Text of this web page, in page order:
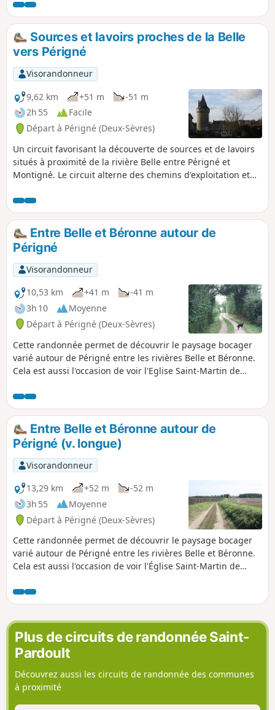
Vernoux, ses lavoirs, deux platanes et la Chapelle Sainte-
Croix. Sans oublier la fontaine de Foncoubert (Foucambert),
le pont gallo-romain, le moulin et le village de Vilaine. Et
enfin, le château et le lavoir de la Grézolle, la Bassée aux
chats et le bois de la Garenne.
Sources et lavoirs proches de la Belle
vers Périgné
Visorandonneur
9,62 km
+51 m
-51 m
2h 55
Facile
Départ à Périgné (Deux-Sèvres)
Un circuit favorisant la découverte de sources et de lavoirs
situés à proximité de la rivière Belle entre Périgné et
Montigné. Le circuit alterne des chemins d'exploitation et
y pousse ). La randonnée passe à proximité du Château de
la Forge et à côté de celui de la Guittonnière
Entre Belle et Béronne autour de
Périgné
Visorandonneur
10,53 km
+41 m
-41 m
3h 10
Moyenne
Départ à Périgné (Deux-Sèvres)
Cette randonnée permet de découvrir le paysage bocager
varié autour de Périgné entre les rivières Belle et Béronne.
Cela est aussi l'occasion de voir l'Eglise Saint-Martin de
Grésolle, la vallée de la Belle, l'Etang Prérault, les châteaux
de la Guittonnière et de la Grésolle. Le circuit se parcourt
principalement sur des chemins d'exploitation avec
quelques liaisons par des routes peu fréquentées.
Entre Belle et Béronne autour de
Périgné (v. longue)
Visorandonneur
13,29 km
+52 m
-52 m
3h 55
Moyenne
Départ à Périgné (Deux-Sèvres)
Cette randonnée permet de découvrir le paysage bocager
varié autour de Périgné entre les rivières Belle et Béronne.
Cela est aussi l'occasion de voir l'Église Saint-Martin de
Grésolle, la vallée de la Belle, l'Étang Prérault, les châteaux
de la Guittonnière et de la Grézolle. Le circuit s'effectue
principalement sur des chemins d'exploitation avec
quelques liaisons par des routes peu fréquentées.
Plus de circuits de randonnée Saint-
Pardoult
Découvrez aussi les circuits de randonnée des communes
à proximité